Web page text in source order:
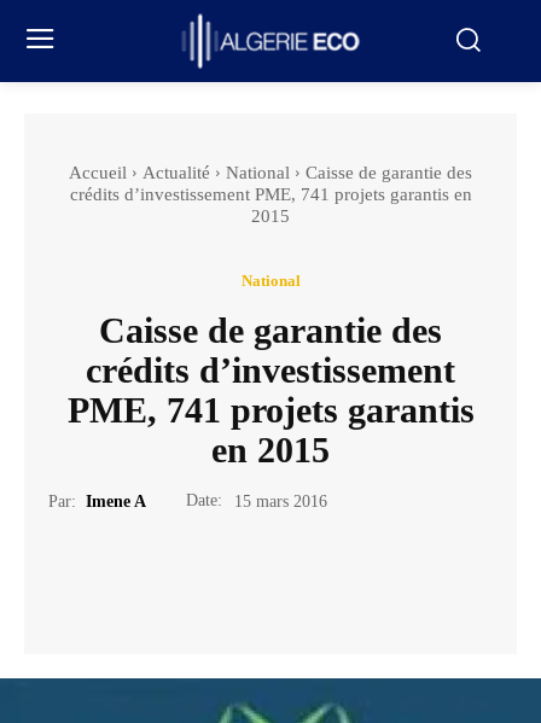
Accueil Actualité National
Caisse de garantie des
crédits d’investissement PME, 741 projets garantis en
2015
National
Caisse de garantie des
crédits d’investissement
PME, 741 projets garantis
en 2015
Par: Imene A Date: 15 mars 2016